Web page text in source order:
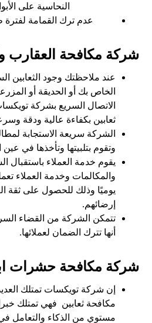
النحاسية على
عدم ترك القمامة لفترة
شركة مكافحة العقارب
عند ملاحظتك وجود الثعابين
الخاص بك أو الحديقة أو
الاتصال السريع بشركة
ثعابين بكفاءة عالية ودقة
الشركة سريعة الاستجابة
وتقوم بتلبيتها وتأخذها في عين
يقوم خدمة العملاء باستقبال
يوميًا وذلك للحصول على ثقة
إرضائهم.
تتمكن الشركة من القضاء
أنها تترك الضمان لعملائها.
شركة مكافحة حشرات
إن شركة تويكسات تمتلك
مكافحة ثعابين فهي تمتلك
مستوي من الذكاء والتعامل